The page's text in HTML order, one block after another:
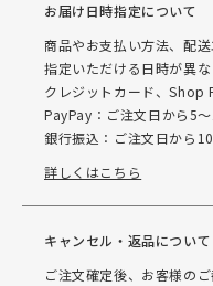
お届け日時指定について
商品やお支払い方法、配
指定いただける日時が異な
クレジットカード、Shop
PayPay：ご注文日から5
銀行振込：ご注文日から
詳しくはこちら
キャンセル・返品について
ご注文確定後、お客様の